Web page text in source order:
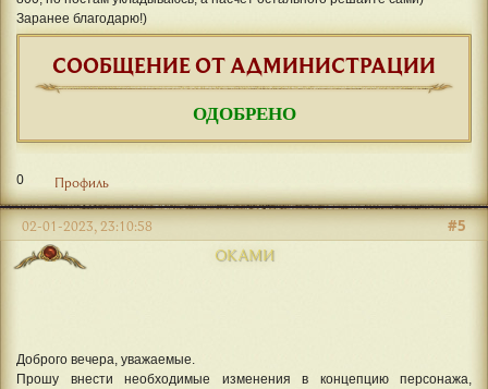
Заранее благодарю!)
СООБЩЕНИЕ ОТ АДМИНИСТРАЦИИ
ОДОБРЕНО
0 Профиль
ОКАМИ
#5
02-01-2023, 23:10:58
Доброго вечера, уважаемые.
Прошу внести необходимые изменения в концепцию персонажа,